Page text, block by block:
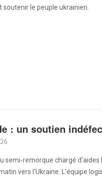
soutenir le peuple ukrainien.
: un soutien
semi-remorque chargé
vers l’Ukraine. L’équipe